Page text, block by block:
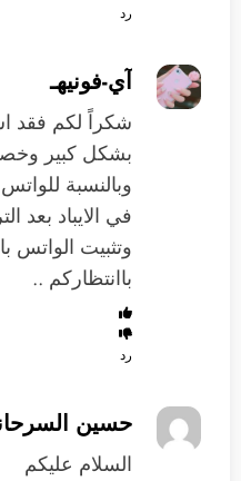
رد
آي-فونيهـ
شكراً لكم فقد
بشكل كبير
وبالنسبة
في الايباد بعد
وتثبيت الواتس
باانتظاركم ..
رد
حسين
السلام عليكم